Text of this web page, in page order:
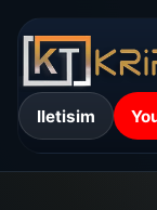
Iletisim